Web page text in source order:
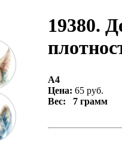
19380.
A4
Цена: 65 руб.
Вес: 7 грамм